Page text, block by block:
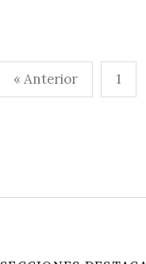
Paginación
« Anterior 1